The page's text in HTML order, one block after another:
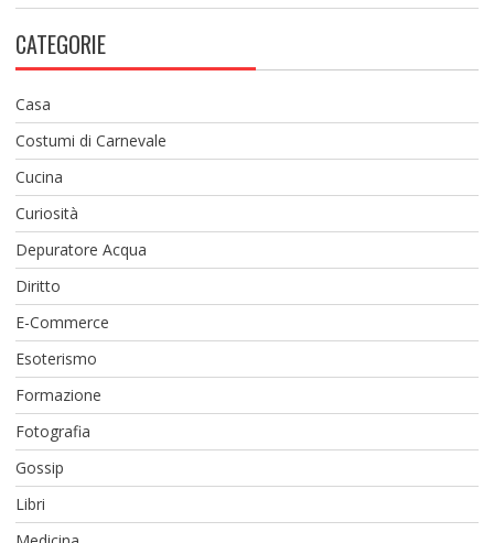
CATEGORIE
Casa
Costumi di Carnevale
Cucina
Curiosità
Depuratore Acqua
Diritto
E-Commerce
Esoterismo
Formazione
Fotografia
Gossip
Libri